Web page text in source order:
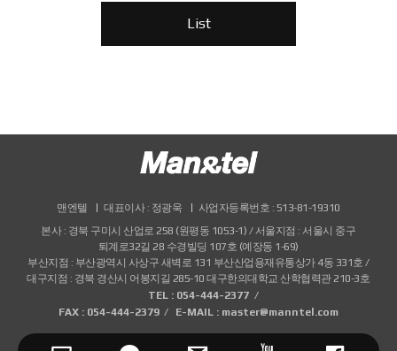
List
맨엔텔 대표이사 : 정광욱
사업자등록번호 : 513-81-19310
본사 : 경북 구미시 산업로 258 (원평동 1053-1) / 서울지점 : 서울시 중구
퇴계로32길 28 수경빌딩 107호 (예장동 1-69)
부산지점 : 부산광역시 사상구 새벽로 131 부산산업용재유통상가 4동 331호 /
대구지점 : 경북 경산시 어봉지길 285-10 대구한의대학교 산학협력관 210-3호
TEL : 054-444-2377
FAX : 054-444-2379
E-MAIL : master@manntel.com